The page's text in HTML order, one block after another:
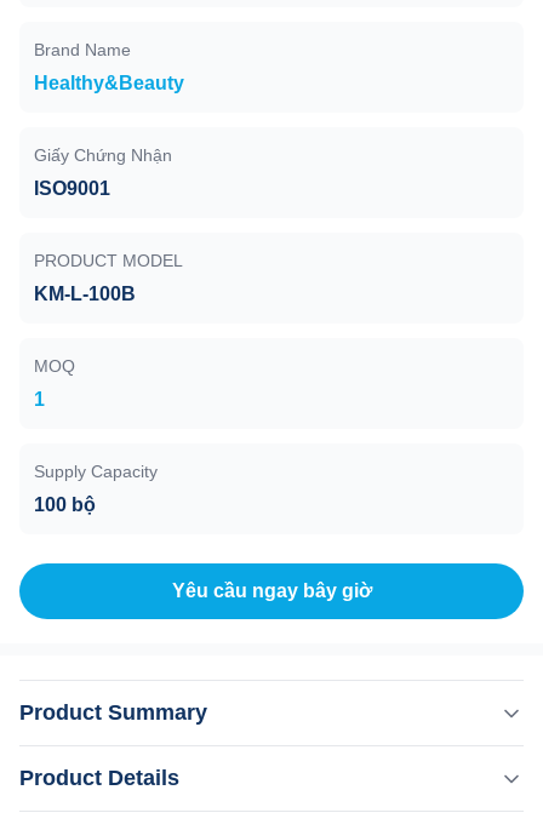
Brand Name
Healthy&Beauty
Giấy Chứng Nhận
ISO9001
PRODUCT MODEL
KM-L-100B
MOQ
1
Supply Capacity
100 bộ
Yêu cầu ngay bây giờ
Product Summary
Product Details